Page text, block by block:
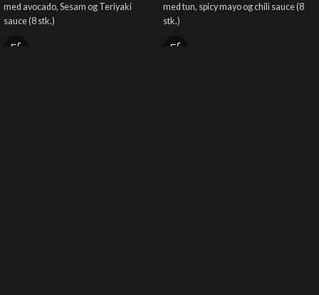
med avocado, Sesam og Teriyaki
sauce (8 stk.)
med tun, spicy mayo og chili sauce (8
stk.)